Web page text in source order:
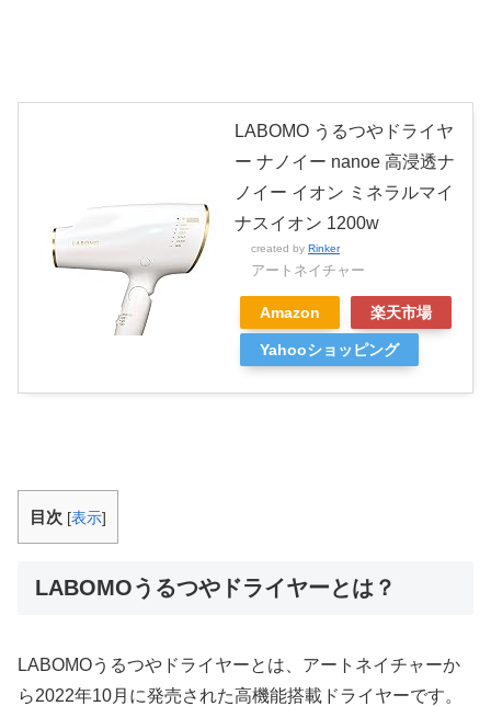
LABOMO うるつやドライヤ
ー ナノイー nanoe 高浸透ナ
ノイー イオン ミネラルマイ
ナスイオン 1200w
created by Rinker
アートネイチャー
Amazon 楽天市場
Yahooショッピング
目次 [表示]
LABOMOうるつやドライヤーとは？
LABOMOうるつやドライヤーとは、アートネイチャーか
ら2022年10月に発売された高機能搭載ドライヤーです。